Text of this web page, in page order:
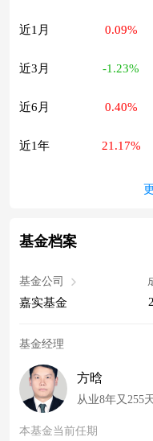
近1月 0.09%
近3月 -1.23%
近6月 0.40%
近1年 21.17%
基金档案
基金公司
嘉实基金
基金经理
方晗
从业8年又255
本基金当前任期